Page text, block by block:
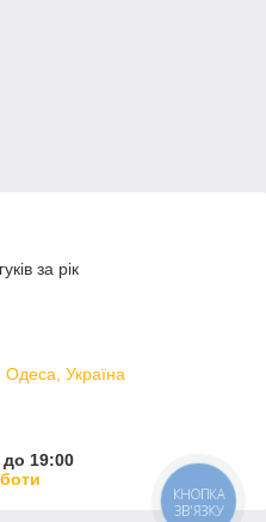
за рік
Одеса, Україна
до 19:00
КНОПКА
ЗВ'ЯЗКУ